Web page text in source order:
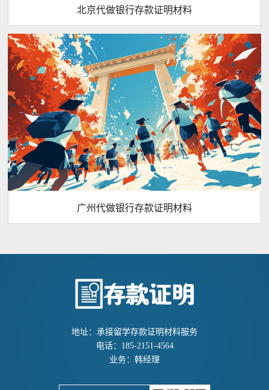
北京代做银行存款证明材料
广州代做银行存款证明材料
地址：承接留学存款证明材料服务
电话：185-2151-4564
业务：韩经理